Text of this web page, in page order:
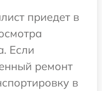
приедет в
Если
ремонт
в